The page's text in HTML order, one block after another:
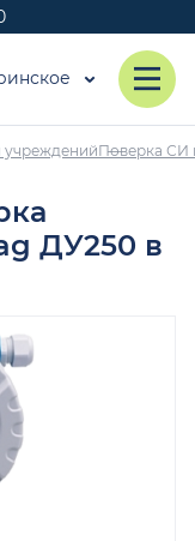
учрежденийПоверка СИ
ДУ250 в